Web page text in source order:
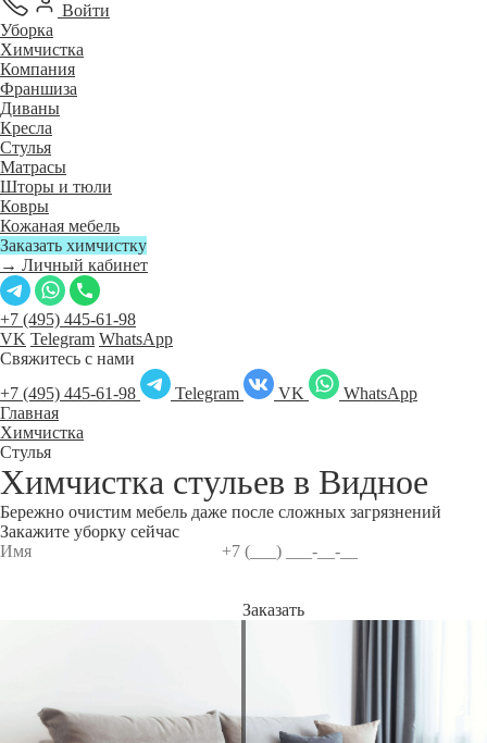
Войти
Уборка
Химчистка
Компания
Франшиза
Диваны
Кресла
Стулья
Матрасы
Шторы и тюли
Ковры
Кожаная мебель
Заказать химчистку
→ Личный кабинет
+7 (495) 445-61-98
VK Telegram WhatsApp
Свяжитесь с нами
+7 (495) 445-61-98
Telegram VK
WhatsApp
Главная
Химчистка
Стулья
Химчистка стульев в Видное
Бережно очистим мебель даже после сложных загрязнений
Закажите уборку сейчас
Заказать